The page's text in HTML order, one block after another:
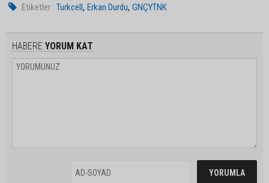
Etiketler : Turkcell,Erkan Durdu,GNÇYTNK
HABERE YORUM KAT